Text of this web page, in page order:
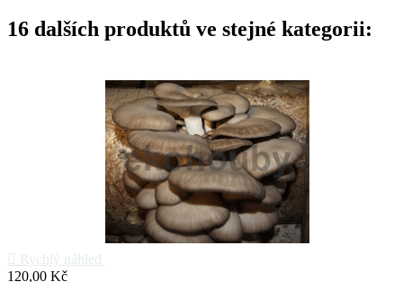
16 dalších produktů ve stejné kategorii:
Rychlý náhled
Cena
120,00 Kč